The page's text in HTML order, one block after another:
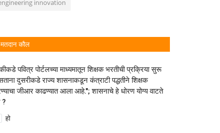
innovation
मतदान कौल
पवित्र पोर्टलच्या माध्यमातून शिक्षक भरतीची प्रक्रिया सुरू
दुसरीकडे राज्य शासनाकडून कंत्राटी पद्धतीने शिक्षक
जीआर काढण्यात आला आहे."; शासनाचे हे धोरण योग्य वाटते
?
हो